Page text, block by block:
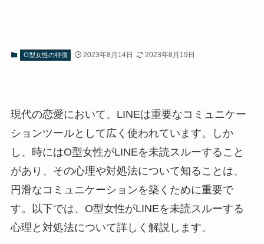
O型女性の特徴 2023年8月14日 2023年8月19日
現代の恋愛において、LINEは重要なコミュニケー
ションツールとして広く使われています。しか
し、時にはO型女性がLINEを未読スルーすること
があり、その心理や対処法について知ることは、
円滑なコミュニケーションを築くために重要で
す。以下では、O型女性がLINEを未読スルーする
心理と対処法について詳しく解説します。